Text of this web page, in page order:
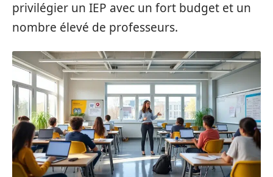
privilégier un IEP avec un fort budget et un
nombre élevé de professeurs.